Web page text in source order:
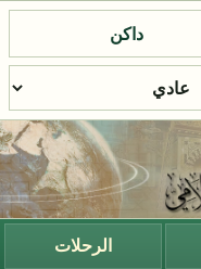
داكن
الرحلات